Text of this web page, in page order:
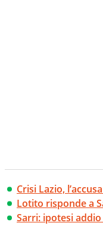
Crisi Lazio,
Lotito risponde a
Sarri: ipotesi